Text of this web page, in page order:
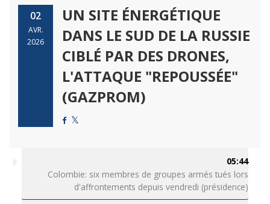
02
AVR.
2026
UN SITE ÉNERGÉTIQUE
DANS LE SUD DE LA RUSSIE
CIBLÉ PAR DES DRONES,
L'ATTAQUE "REPOUSSÉE"
(GAZPROM)
05:44
Colombie: six membres de groupes armés tués lors
d'affrontements depuis vendredi (présidence)